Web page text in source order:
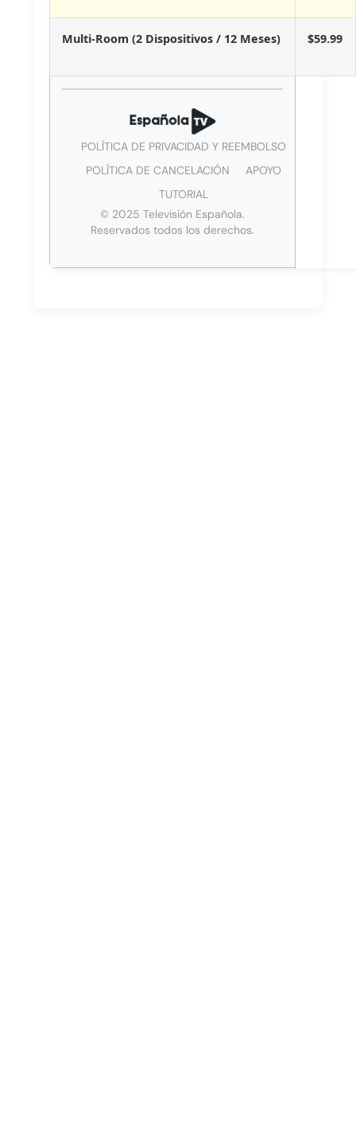
Multi-Room (2 Dispositivos / 12 Meses) $59.99
POLÍTICA DE PRIVACIDAD Y REEMBOLSO
POLÍTICA DE CANCELACIÓN
APOYO
TUTORIAL
© 2025 Televisión Española.
Reservados todos los derechos.